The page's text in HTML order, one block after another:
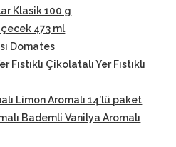
Klasik 100 g
473 ml
Domates
Çikolatalı Yer Fıstıklı
Limon Aromalı 14’lü paket
Bademli Vanilya Aromalı